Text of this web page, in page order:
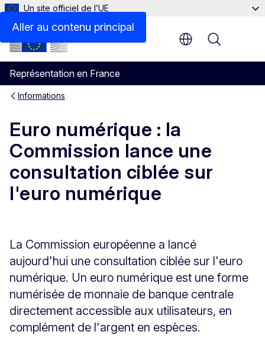
Aller au contenu principal
Un site officiel de l’UE
Représentation en France
Menu
Informations
Euro numérique : la
Commission lance une
consultation ciblée sur
l'euro numérique
La Commission européenne a lancé
aujourd'hui une consultation ciblée sur l'euro
numérique. Un euro numérique est une forme
numérisée de monnaie de banque centrale
directement accessible aux utilisateurs, en
complément de l'argent en espèces.